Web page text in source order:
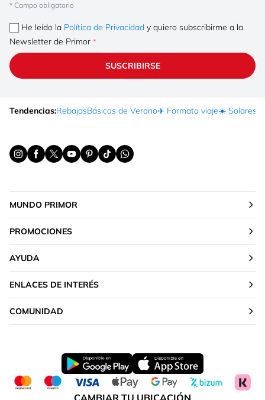
* Campo obligatorio
He leído la Política de Privacidad y quiero subscribirme a la
Newsletter de Primor
SUSCRIBIRSE
Tendencias:RebajasBásicos de Verano✈️ Formato viaje☀️ Solares
MUNDO PRIMOR
PROMOCIONES
AYUDA
ENLACES DE INTERÉS
COMUNIDAD
CAMBIAR TU UBICACIÓN